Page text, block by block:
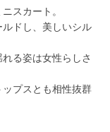
スカート。
ドし、美しいシル
る姿は女性らしさ
プスとも相性抜群